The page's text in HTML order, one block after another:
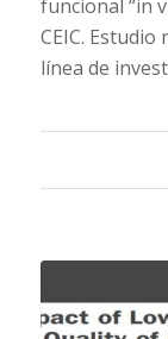
funcional “in
CEIC.
línea de